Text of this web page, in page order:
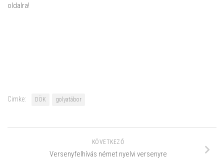
oldalra!
Cimke: DÖK golyatábor
KÖVETKEZŐ
Versenyfelhívás német nyelvi versenyre